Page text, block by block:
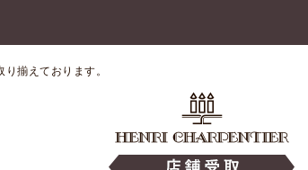
揃えております。